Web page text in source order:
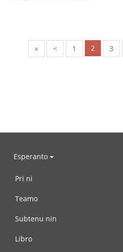
« < 1 2 3
Esperanto
Pri ni
Teamo
Subtenu nin
Libro